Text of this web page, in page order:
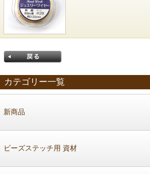
カテゴリー一覧
新商品
ビーズステッチ用 資材